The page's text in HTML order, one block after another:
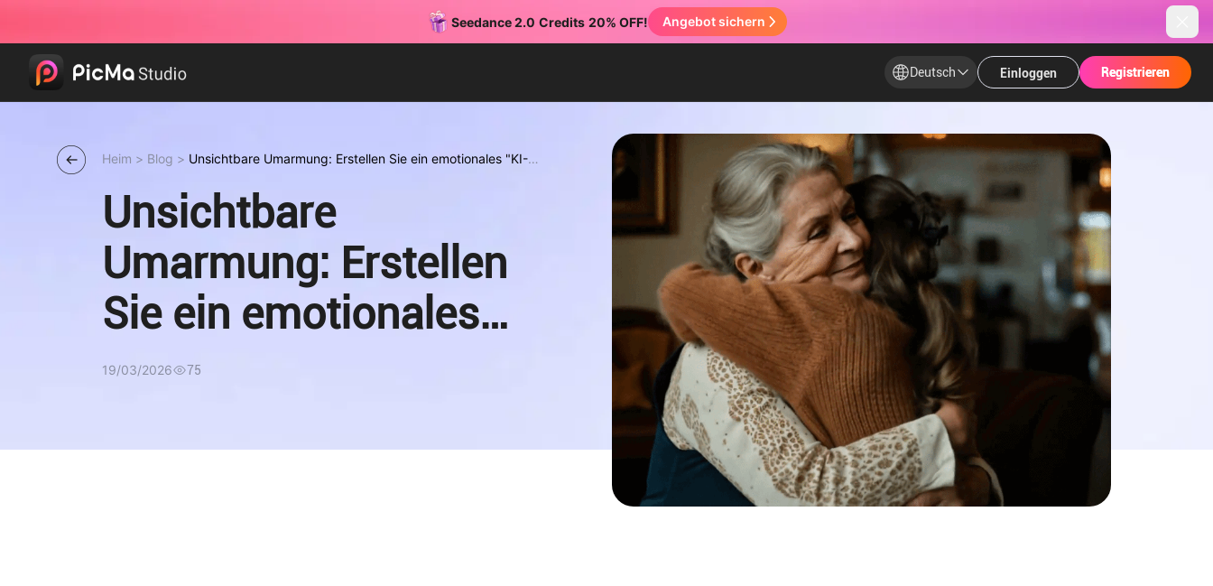
Deutsch Einloggen Registrieren​
Registrieren​
Heim > Blog > Unsichtbare Umarmung: Erstellen Sie ein emotionales "KI-
Unsichtbare
Umarmung: Erstellen
Sie ein emotionales
"KI-Umarmungsvideo"
19/03/2026 75
Seedance 2.0 Credits 20% OFF! Angebot sichern